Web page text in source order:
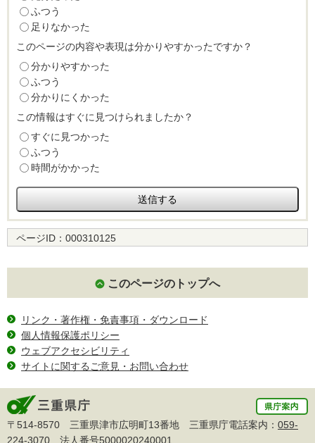
ふつう
足りなかった
このページの内容や表現は分かりやすかったですか？
分かりやすかった
ふつう
分かりにくかった
この情報はすぐに見つけられましたか？
すぐに見つかった
ふつう
時間がかかった
ページID： 000310125
このページのトップへ
リンク・著作権・免責事項・ダウンロード
個人情報保護ポリシー
ウェブアクセシビリティ
サイトに関するご意見・お問い合わせ
〒514-8570 三重県津市広明町13番地 三重県庁電話案内： 059-
224-3070 法人番号5000020240001